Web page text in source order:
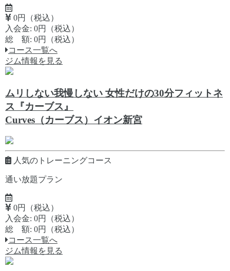
0円（税込）
入会金: 0円（税込）
総 額: 0円（税込）
コース一覧へ
ジム情報を見る
ムリしない我慢しない 女性だけの30分フィットネ
ス『カーブス』
Curves（カーブス）イオン新宮
人気のトレーニングコース
通い放題プラン
0円（税込）
入会金: 0円（税込）
総 額: 0円（税込）
コース一覧へ
ジム情報を見る